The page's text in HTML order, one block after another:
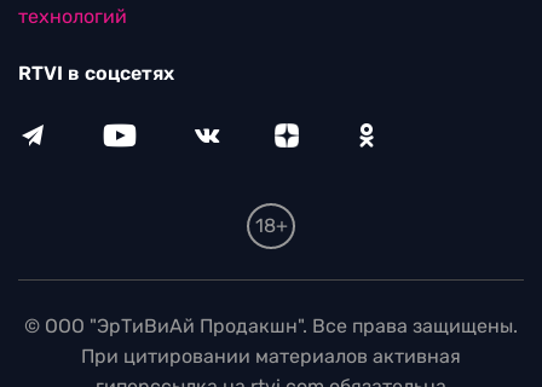
технологий
RTVI в соцсетях
18+
© ООО "ЭрТиВиАй Продакшн". Все права защищены.
При цитировании материалов активная